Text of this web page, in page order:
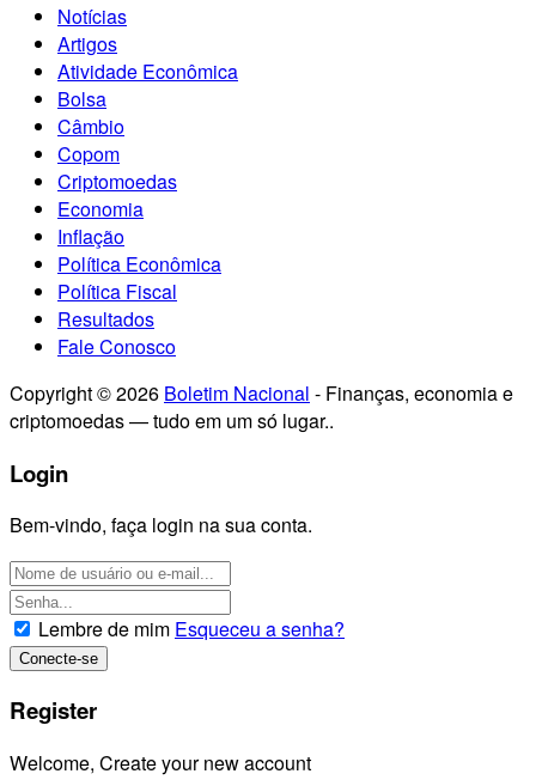
Notícias
Artigos
Atividade Econômica
Bolsa
Câmbio
Copom
Criptomoedas
Economia
Inflação
Política Econômica
Política Fiscal
Resultados
Fale Conosco
Copyright © 2026 Boletim Nacional - Finanças, economia e
criptomoedas — tudo em um só lugar..
Login
Bem-vindo, faça login na sua conta.
Lembre de mim Esqueceu a senha?
Register
Welcome, Create your new account